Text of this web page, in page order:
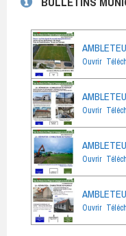
Ouvrir
Ouvrir
Ouvrir
Ouvrir